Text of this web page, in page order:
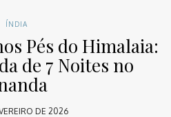
ÍNDIA
Pés do Himalaia:
de 7 Noites no
DE 2026